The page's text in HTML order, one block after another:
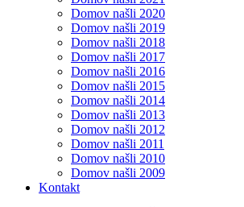
Domov našli 2020
Domov našli 2019
Domov našli 2018
Domov našli 2017
Domov našli 2016
Domov našli 2015
Domov našli 2014
Domov našli 2013
Domov našli 2012
Domov našli 2011
Domov našli 2010
Domov našli 2009
Kontakt